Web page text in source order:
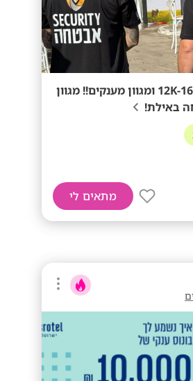
שכר ממוצע 12K-16K ומגוון מענקים!! מגוון
באילת!
מתאים לי